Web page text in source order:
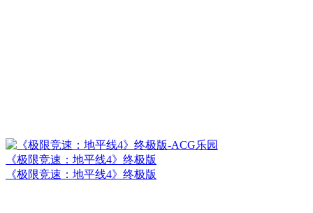
《极限竞速：地平线4》终极版
《极限竞速：地平线4》终极版